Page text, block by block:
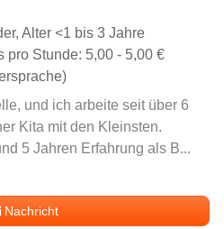
Alter <1 bis 3 Jahre
pro Stunde: 5,00 - 5,00 €
und ich arbeite seit über 6
Kita mit den Kleinsten.
5 Jahren Erfahrung als B...
Nachricht